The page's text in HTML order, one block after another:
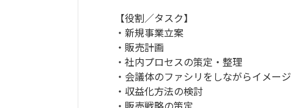
【役割／タスク】
・新規事業立案
・販売計画
・社内プロセスの策定・整理
・会議体のファシリをしながらイメー
・収益化方法の検討